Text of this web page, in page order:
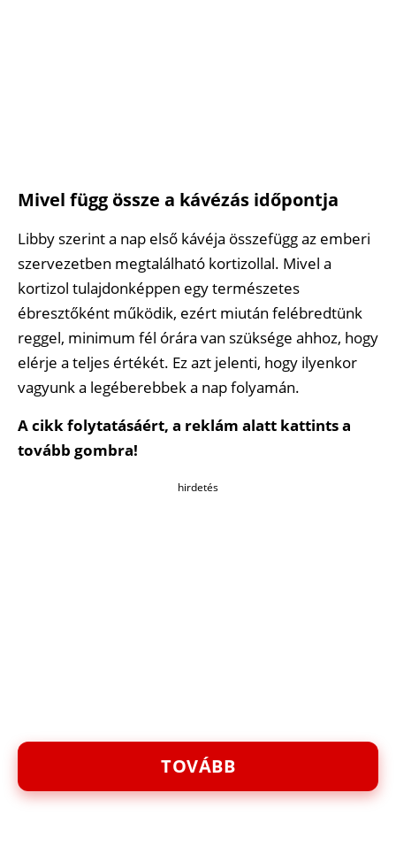
Mivel függ össze a kávézás időpontja
Libby szerint a nap első kávéja összefügg az emberi
szervezetben megtalálható kortizollal. Mivel a
kortizol tulajdonképpen egy természetes
ébresztőként működik, ezért miután felébredtünk
reggel, minimum fél órára van szüksége ahhoz, hogy
elérje a teljes értékét. Ez azt jelenti, hogy ilyenkor
vagyunk a legéberebbek a nap folyamán.
A cikk folytatásáért, a reklám alatt kattints a
tovább gombra!
hirdetés
TOVÁBB